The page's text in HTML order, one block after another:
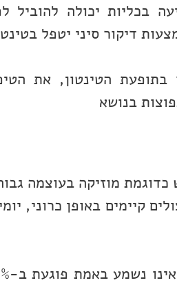
בכליות יכולה להוביל
דיקור סיני יטפל
הטינטון, את
בנושא
מוזיקה בעוצמה
קיימים באופן כרוני,